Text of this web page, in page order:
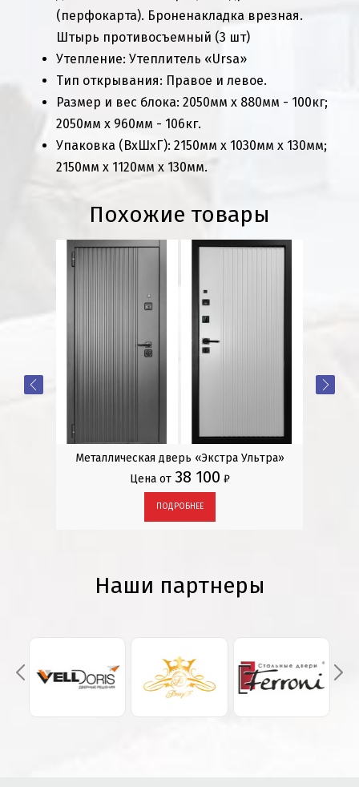
(перфокарта). Броненакладка врезная.
Штырь противосъемный (3 шт)
Утепление: Утеплитель «Ursa»
Тип открывания: Правое и левое.
Размер и вес блока: 2050мм х 880мм - 100кг;
2050мм х 960мм - 106кг.
Упаковка (ВхШхГ): 2150мм х 1030мм х 130мм;
2150мм х 1120мм х 130мм.
Похожие товары
Металлическая дверь «Экстра Ультра»
Цена от 38 100 ₽
ПОДРОБНЕЕ
Наши партнеры